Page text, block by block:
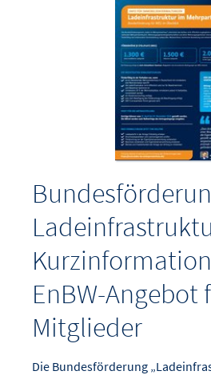
EnBW-Angebot
Mitglieder
Die Bundesförderung